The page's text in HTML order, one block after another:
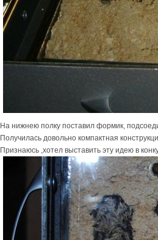
На нижнею полку поставил формик,
Получилась довольно компактная
Признаюсь ,хотел выставить эту идею в